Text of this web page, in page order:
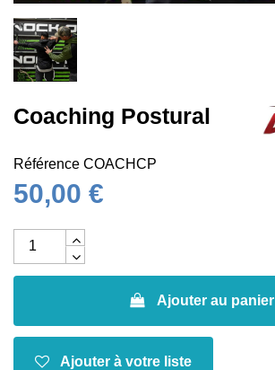
Coaching Postural
Référence COACHCP
50,00 €
Ajouter au panier